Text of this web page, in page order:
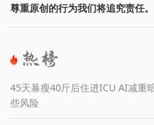
尊重原创的行为我们将追究责任。
45天暴瘦40斤后住进ICU AI减重
些风险